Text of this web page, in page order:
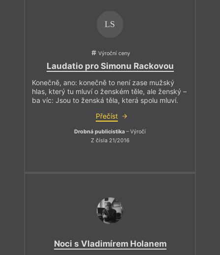
LS
Výroční ceny
Laudatio pro Simonu Rackovou
Konečně, ano: konečně to není zase mužský
hlas, který tu mluví o ženském těle, ale ženský –
ba víc: Jsou to ženská těla, která spolu mluví.
Přečíst
Drobná publicistika – Výročí
Z čísla 21/2016
Noci s Vladimírem Holanem